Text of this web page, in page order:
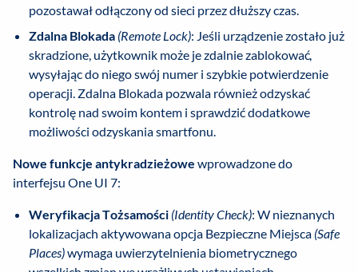
pozostawał odłączony od sieci przez dłuższy czas.
Zdalna Blokada (Remote Lock): Jeśli urządzenie zostało już
skradzione, użytkownik może je zdalnie zablokować,
wysyłając do niego swój numer i szybkie potwierdzenie
operacji. Zdalna Blokada pozwala również odzyskać
kontrolę nad swoim kontem i sprawdzić dodatkowe
możliwości odzyskania smartfonu.
Nowe funkcje antykradzieżowe wprowadzone do
interfejsu One UI 7:
Weryfikacja Tożsamości (Identity Check): W nieznanych
lokalizacjach aktywowana opcja Bezpieczne Miejsca (Safe
Places)wymaga uwierzytelnienia biometrycznego